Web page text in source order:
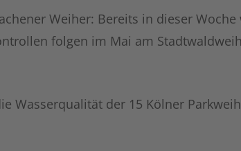
Weiher: Bereits in dieser Woche
folgen im Mai am
Wasserqualität der 15 Kölner